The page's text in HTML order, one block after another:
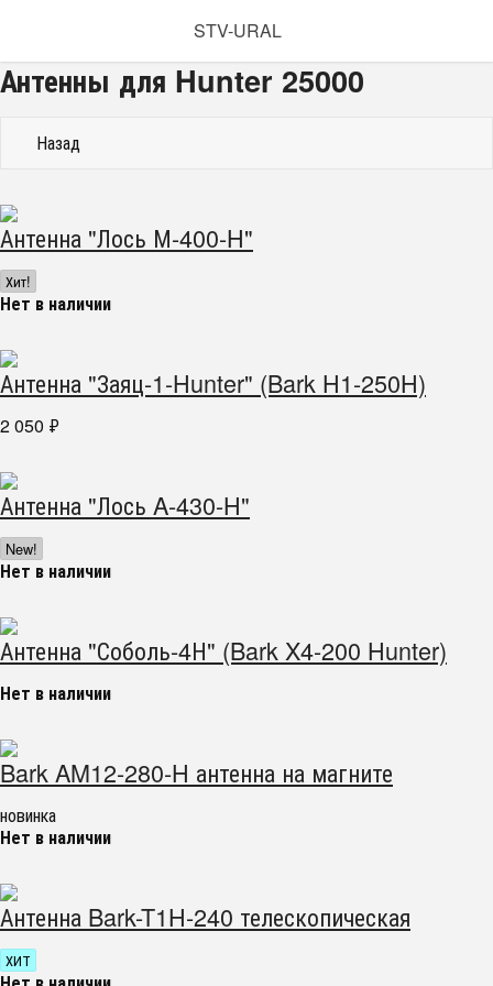
STV-URAL
Антенны для Hunter 25000
Назад
Антенна "Лось М-400-H"
Хит!
Нет в наличии
Антенна "Заяц-1-Hunter" (Bark H1-250H)
2 050 ₽
Антенна "Лось A-430-H"
New!
Нет в наличии
Антенна "Соболь-4Н" (Bark X4-200 Hunter)
Нет в наличии
Bark AM12-280-H антенна на магните
новинка
Нет в наличии
Антенна Bark-T1H-240 телескопическая
ХИТ